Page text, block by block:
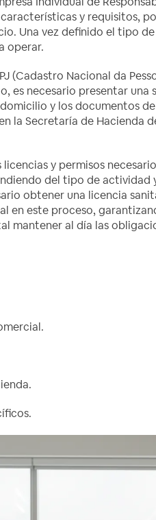
y requisitos,
Una vez definido el tipo
operar.
(Cadastro Nacional da
es necesario presentar
y los documentos
la Secretaría de
y permisos
del tipo de actividad
obtener una licencia
en este proceso,
mantener al día las